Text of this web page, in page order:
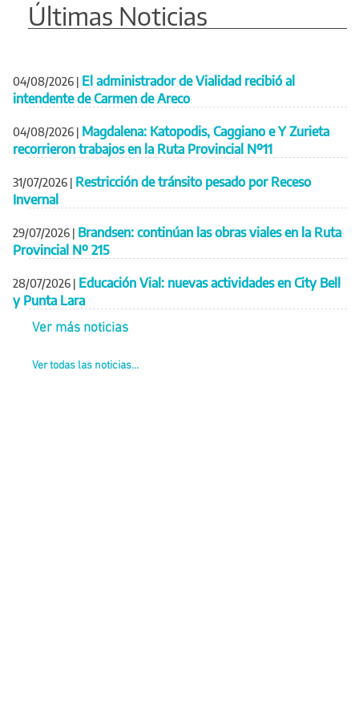
Últimas Noticias
04/08/2026 | El administrador de Vialidad recibió al
intendente de Carmen de Areco
04/08/2026 | Magdalena: Katopodis, Caggiano e Y Zurieta
recorrieron trabajos en la Ruta Provincial Nº11
31/07/2026 | Restricción de tránsito pesado por Receso
Invernal
29/07/2026 | Brandsen: continúan las obras viales en la Ruta
Provincial Nº 215
28/07/2026 | Educación Vial: nuevas actividades en City Bell
y Punta Lara
Ver más noticias
Ver todas las noticias...